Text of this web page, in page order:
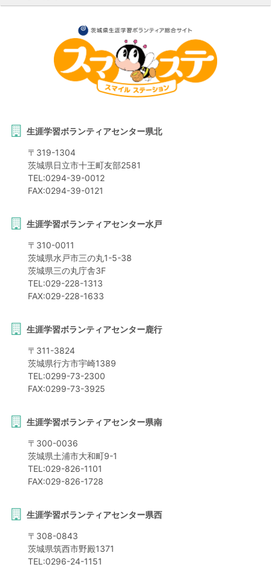
生涯学習ボランティアセンター県北
〒 319-1304
茨城県日立市十王町友部2581
TEL:0294-39-0012
FAX:0294-39-0121
生涯学習ボランティアセンター水戸
〒 310-0011
茨城県水戸市三の丸1-5-38
茨城県三の丸庁舎3F
TEL:029-228-1313
FAX:029-228-1633
生涯学習ボランティアセンター鹿行
〒 311-3824
茨城県行方市宇崎1389
TEL:0299-73-2300
FAX:0299-73-3925
生涯学習ボランティアセンター県南
〒 300-0036
茨城県土浦市大和町9-1
TEL:029-826-1101
FAX:029-826-1728
生涯学習ボランティアセンター県西
〒 308-0843
茨城県筑西市野殿1371
TEL:0296-24-1151